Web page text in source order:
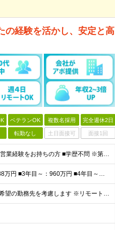
の経験を活かし、安定と高
ベテランOK 複数名採用 完全週休2日
転勤なし 土日面接可 面接1回
■金融業界（保険会社や銀行、証券会社、信用金庫など）の営業経験をお持ちの方 ■学歴不問 ※第二新卒の方も歓迎します ※直販の保険営業職経験者も多数活躍中。 お客さまへのご提案に集中できる仕組みにより
<平均報酬>※早期から安定収入を得られます ■2年目～：888万円 ■3年目～：960万円 ■4年目～：1028万円 ★成果連動型報酬（営業成績に応じて支給/45時間分固定残業代含む/超過分は別途支
全国47都道府県の当社事業所へ配属となります ※居住地や希望の勤務先を考慮します ※リモートワークOK／転勤なし ＜本社＞ 東京都台東区浅草橋1-1-8 FP浅草橋ビル (変更の範囲)上記を除く当